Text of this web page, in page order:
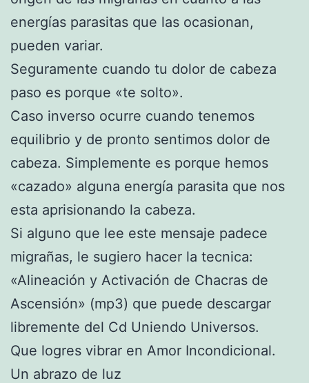
energías parasitas que las ocasionan,
pueden variar.
Seguramente cuando tu dolor de cabeza
paso es porque «te solto».
Caso inverso ocurre cuando tenemos
equilibrio y de pronto sentimos dolor de
cabeza. Simplemente es porque hemos
«cazado» alguna energía parasita que nos
esta aprisionando la cabeza.
Si alguno que lee este mensaje padece
migrañas, le sugiero hacer la tecnica:
«Alineación y Activación de Chacras de
Ascensión» (mp3) que puede descargar
libremente del Cd Uniendo Universos.
Que logres vibrar en Amor Incondicional.
Un abrazo de luz